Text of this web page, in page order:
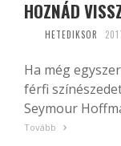
HOZNÁD
HETEDIKSOR
Ha még
férfi
Seymour
Tovább